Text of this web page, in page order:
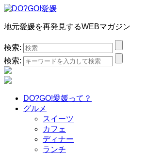
地元愛媛を再発見するWEBマガジン
検索:
検索:
DO?GO!愛媛って？
グルメ
スイーツ
カフェ
ディナー
ランチ